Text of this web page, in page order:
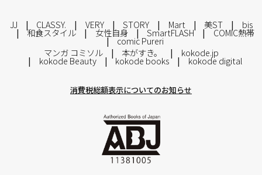
JJ CLASSY. VERY STORY Mart 美ST bis
和食スタイル 女性自身 SmartFLASH COMIC熱帯
comic Pureri
マンガ コミソル
本がすき。 kokode.jp
kokode Beauty kokode books kokode digital
消費税総額表示についてのお知らせ